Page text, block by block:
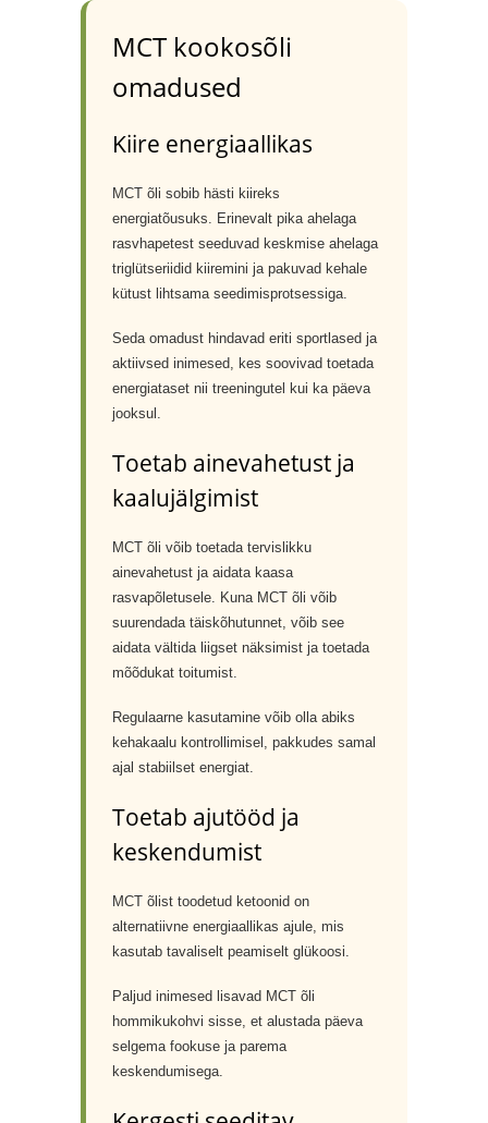
MCT kookosõli
omadused
Kiire energiaallikas
MCT õli sobib hästi kiireks
energiatõusuks. Erinevalt pika ahelaga
rasvhapetest seeduvad keskmise ahelaga
triglütseriidid kiiremini ja pakuvad kehale
kütust lihtsama seedimisprotsessiga.
Seda omadust hindavad eriti sportlased ja
aktiivsed inimesed, kes soovivad toetada
energiataset nii treeningutel kui ka päeva
jooksul.
Toetab ainevahetust ja
kaalujälgimist
MCT õli võib toetada tervislikku
ainevahetust ja aidata kaasa
rasvapõletusele. Kuna MCT õli võib
suurendada täiskõhutunnet, võib see
aidata vältida liigset näksimist ja toetada
mõõdukat toitumist.
Regulaarne kasutamine võib olla abiks
kehakaalu kontrollimisel, pakkudes samal
ajal stabiilset energiat.
Toetab ajutööd ja
keskendumist
MCT õlist toodetud ketoonid on
alternatiivne energiaallikas ajule, mis
kasutab tavaliselt peamiselt glükoosi.
Paljud inimesed lisavad MCT õli
hommikukohvi sisse, et alustada päeva
selgema fookuse ja parema
keskendumisega.